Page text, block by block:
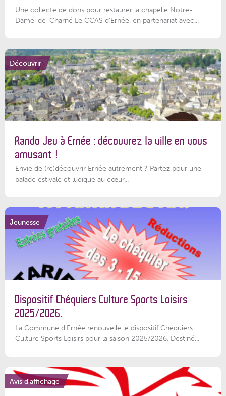
Une collecte de dons pour restaurer la chapelle Notre-
Dame-de-Charné Le CCAS d’Ernée, en partenariat avec...
Découvrir
Rando Jeu à Ernée : découvrez la ville en vous
amusant !
Envie de (re)découvrir Ernée autrement ? Partez pour une
balade estivale et ludique au cœur...
Jeunesse
Dispositif Chéquiers Culture Sports Loisirs
2025/2026.
La Commune d'Ernée renouvelle le dispositif Chéquiers
Culture Sports Loisirs pour la saison 2025/2026. Destiné...
Avis d'affichage